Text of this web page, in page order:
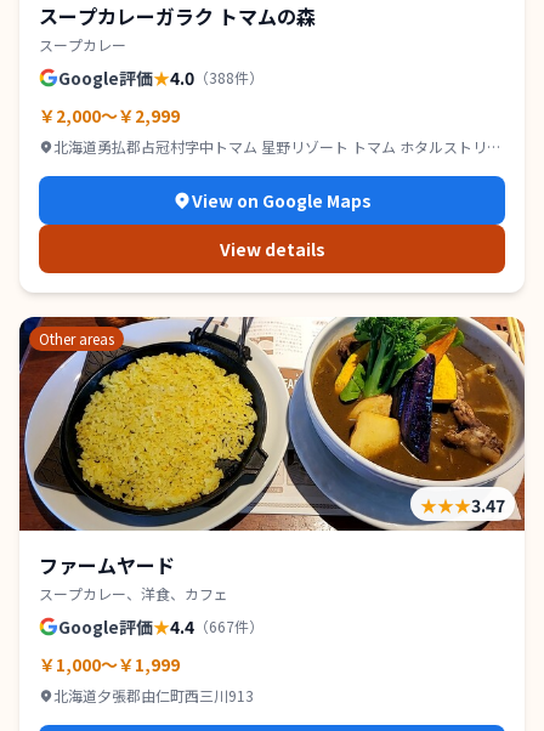
スープカレーガラク トマムの森
スープカレー
Google評価★4.0 （388件）
￥2,000～￥2,999
北海道勇払郡占冠村字中トマム 星野リゾート トマム ホタルストリー
View on Google Maps
View details
Other areas
★★★3.47
ファームヤード
スープカレー、洋食、カフェ
Google評価★4.4 （667件）
￥1,000～￥1,999
北海道夕張郡由仁町西三川913